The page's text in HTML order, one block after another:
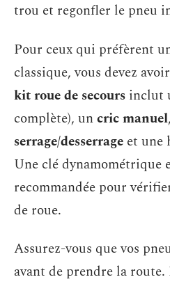
trou et regonfler le pneu
Pour ceux qui préfèrent
classique, vous devez
kit roue de secours inclut
complète), uncric manuel
serrage/desserrage et une
Une clé dynamométrique
recommandée pour
de roue.
Assurez-vous que vos
avant de prendre la route.